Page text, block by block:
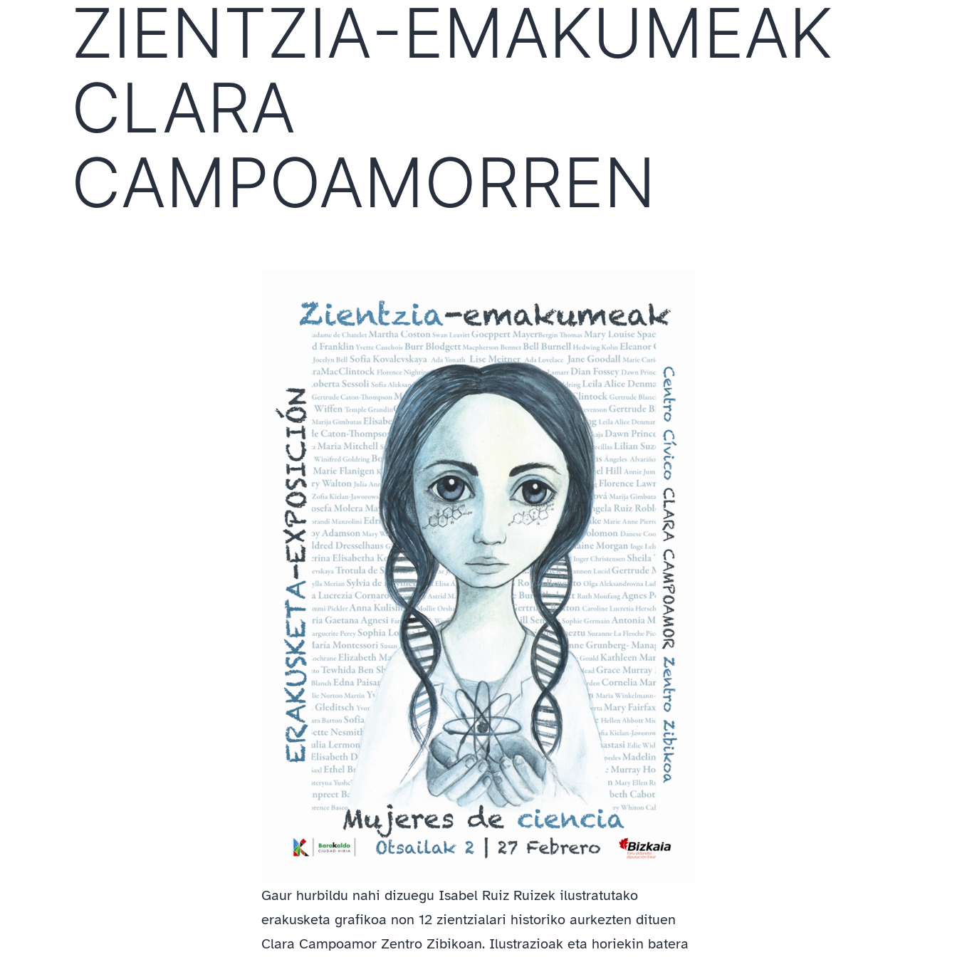
ZIENTZIA-EMAKUMEAK
CLARA
CAMPOAMORREN
Gaur hurbildu nahi dizuegu Isabel Ruiz Ruizek ilustratutako
erakusketa grafikoa non 12 zientzialari historiko aurkezten dituen
Clara Campoamor Zentro Zibikoan. Ilustrazioak eta horiekin batera